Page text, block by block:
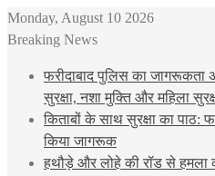
Monday, August 10 2026
Breaking News
फरीदाबाद पुलिस का जागरूकता
सुरक्षा, नशा मुक्ति और महिला
किताबों के साथ सुरक्षा का पाठ:
किया जागरूक
हथौड़े और लोहे की रॉड से हमला